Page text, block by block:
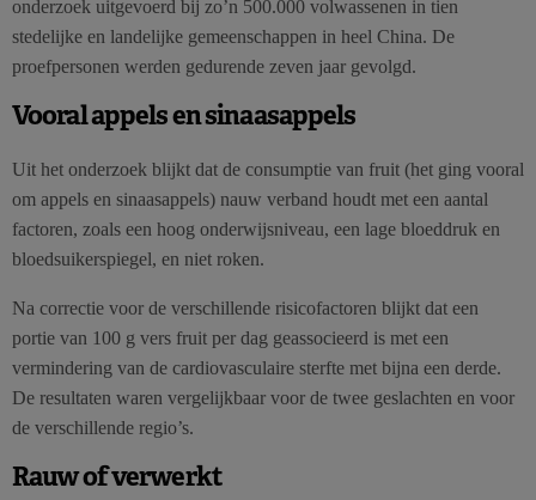
onderzoek uitgevoerd bij zo’n 500.000 volwassenen in tien
stedelijke en landelijke gemeenschappen in heel China. De
proefpersonen werden gedurende zeven jaar gevolgd.
Vooral appels en sinaasappels
Uit het onderzoek blijkt dat de consumptie van fruit (het ging vooral
om appels en sinaasappels) nauw verband houdt met een aantal
factoren, zoals een hoog onderwijsniveau, een lage bloeddruk en
bloedsuikerspiegel, en niet roken.
Na correctie voor de verschillende risicofactoren blijkt dat een
portie van 100 g vers fruit per dag geassocieerd is met een
vermindering van de cardiovasculaire sterfte met bijna een derde.
De resultaten waren vergelijkbaar voor de twee geslachten en voor
de verschillende regio’s.
Rauw of verwerkt